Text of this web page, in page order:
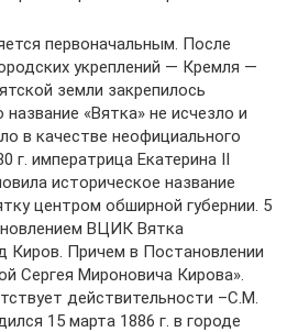
первоначальным. После
укреплений — Кремля —
земли закрепилось
«Вятка» не исчезло и
в качестве неофициального
г. императрица Екатерина II
историческое название
центром обширной губернии. 5
ВЦИК Вятка
Киров. Причем в Постановлении
Сергея Мироновича Кирова».
действительности –С.М.
15 марта 1886 г. в городе